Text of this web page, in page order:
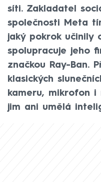
síti. Zakladatel
společnosti Meta
jaký pokrok učinily
spolupracuje jeho
značkou Ray-Ban.
klasických
kameru, mikrofon
jim ani umělá